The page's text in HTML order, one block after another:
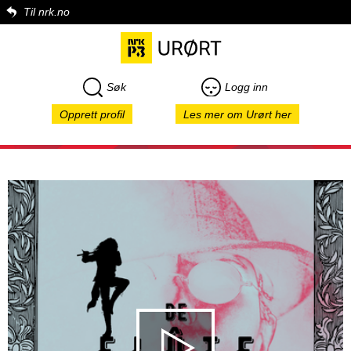
Til nrk.no
Søk Logg inn
Opprett profil Les mer om Urørt her